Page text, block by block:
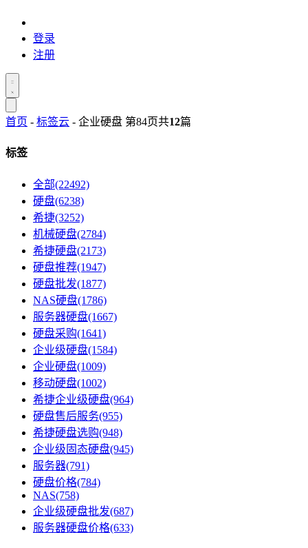
登录
注册
首页 - 标签云 - 企业硬盘 第84页共12篇
标签
全部(22492)
硬盘(6238)
希捷(3252)
机械硬盘(2784)
希捷硬盘(2173)
硬盘推荐(1947)
硬盘批发(1877)
NAS硬盘(1786)
服务器硬盘(1667)
硬盘采购(1641)
企业级硬盘(1584)
企业硬盘(1009)
移动硬盘(1002)
希捷企业级硬盘(964)
硬盘售后服务(955)
希捷硬盘选购(948)
企业级固态硬盘(945)
服务器(791)
硬盘价格(784)
NAS(758)
企业级硬盘批发(687)
服务器硬盘价格(633)